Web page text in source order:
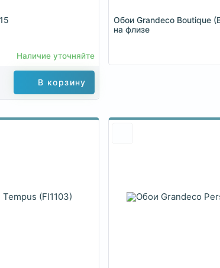
Наличие уточняйте
В корзину
Обои Grandeco Boutique
на флизе